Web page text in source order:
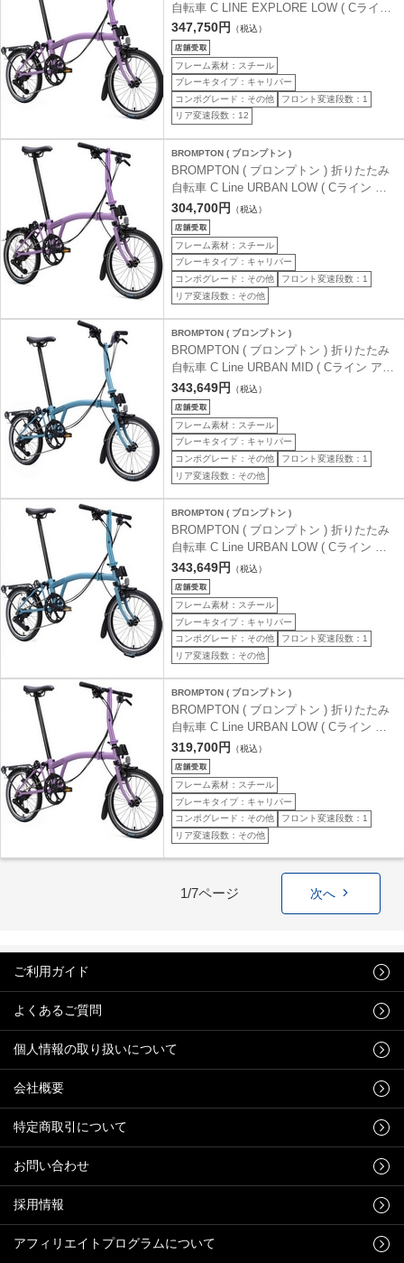
自転車 C LINE EXPLORE LOW ( Cライン
エクスプローラ ロウ ) SLR リアキャリア
付き 12S ライラックストーン (身長目安
145-185cm)
347,750円 （税込）
フレーム素材：スチール
ブレーキタイプ：キャリパー
コンポグレード：その他
フロント変速段数：1
リア変速段数：12
BROMPTON ( ブロンプトン )
BROMPTON ( ブロンプトン ) 折りたたみ
自転車 C Line URBAN LOW ( Cライン ア
ーバン ロウ ) S4L 4S ライラックストーン
(身長目安 145-185cm)
304,700円 （税込）
フレーム素材：スチール
ブレーキタイプ：キャリパー
コンポグレード：その他
フロント変速段数：1
リア変速段数：その他
BROMPTON ( ブロンプトン )
BROMPTON ( ブロンプトン ) 折りたたみ
自転車 C Line URBAN MID ( Cライン アー
バン ミッド ) M4R 4S リアキャリア付き
クラウドメタリック (身長目安 145-185cm)
343,649円 （税込）
フレーム素材：スチール
ブレーキタイプ：キャリパー
コンポグレード：その他
フロント変速段数：1
リア変速段数：その他
BROMPTON ( ブロンプトン )
BROMPTON ( ブロンプトン ) 折りたたみ
自転車 C Line URBAN LOW ( Cライン ア
ーバン ロウ ) S4R 4S リアキャリア付き
クラウドメタリック (身長目安 145-185cm)
343,649円 （税込）
フレーム素材：スチール
ブレーキタイプ：キャリパー
コンポグレード：その他
フロント変速段数：1
リア変速段数：その他
BROMPTON ( ブロンプトン )
BROMPTON ( ブロンプトン ) 折りたたみ
自転車 C Line URBAN LOW ( Cライン ア
ーバン ロウ ) S4R 4S リアキャリア付き
ライラックストーン (身長目安 145-185cm)
319,700円 （税込）
フレーム素材：スチール
ブレーキタイプ：キャリパー
コンポグレード：その他
フロント変速段数：1
リア変速段数：その他
1/7ページ 次へ
ご利用ガイド
よくあるご質問
個人情報の取り扱いについて
会社概要
特定商取引について
お問い合わせ
採用情報
アフィリエイトプログラムについて